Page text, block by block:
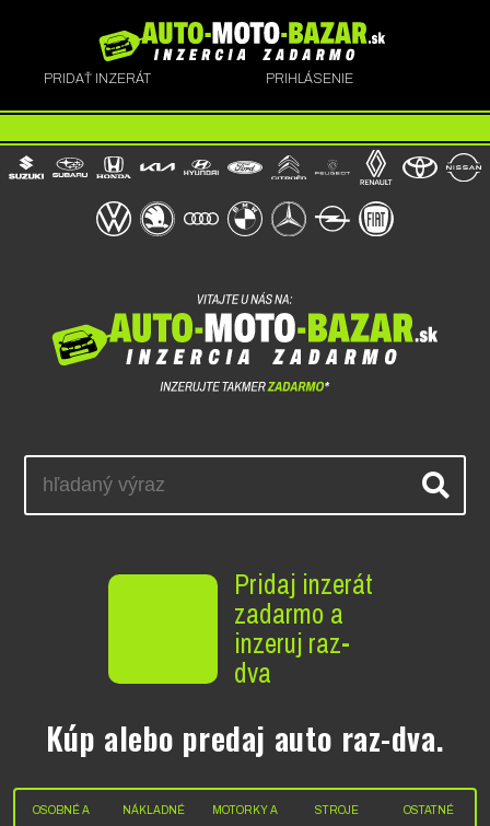
PRIDAŤ INZERÁT PRIHLÁSENIE
Pridaj inzerát
zadarmo a
inzeruj raz-
dva
Kúp alebo predaj auto raz-dva.
OSOBNÉ A NÁKLADNÉ MOTORKY A STROJE OSTATNÉ